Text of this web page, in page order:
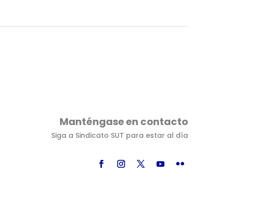
Manténgase en contacto
Siga a Sindicato SUT para estar al día